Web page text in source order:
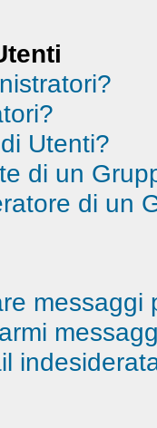
Utenti?
di un
di un
messaggi